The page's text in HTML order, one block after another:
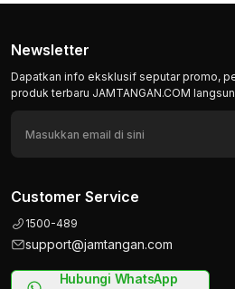
Newsletter
Dapatkan info eksklusif seputar promo,
produk terbaru JAMTANGAN.COM
Customer Service
1500-489
support@jamtangan.com
Hubungi WhatsApp